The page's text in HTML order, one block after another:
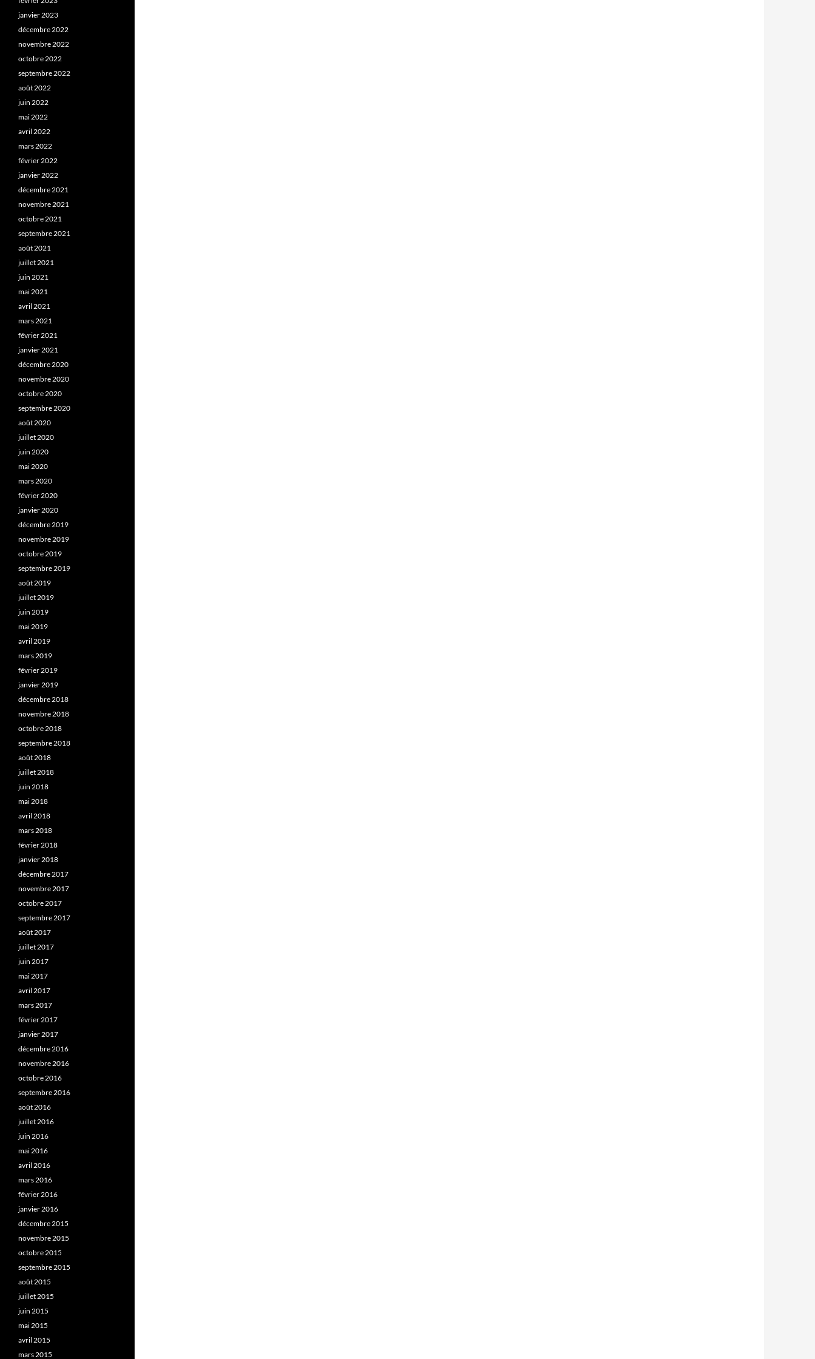
janvier 2023
décembre 2022
novembre 2022
octobre 2022
septembre 2022
août 2022
juin 2022
mai 2022
avril 2022
mars 2022
février 2022
janvier 2022
décembre 2021
novembre 2021
octobre 2021
septembre 2021
août 2021
juillet 2021
juin 2021
mai 2021
avril 2021
mars 2021
février 2021
janvier 2021
décembre 2020
novembre 2020
octobre 2020
septembre 2020
août 2020
juillet 2020
juin 2020
mai 2020
mars 2020
février 2020
janvier 2020
décembre 2019
novembre 2019
octobre 2019
septembre 2019
août 2019
juillet 2019
juin 2019
mai 2019
avril 2019
mars 2019
février 2019
janvier 2019
décembre 2018
novembre 2018
octobre 2018
septembre 2018
août 2018
juillet 2018
juin 2018
mai 2018
avril 2018
mars 2018
février 2018
janvier 2018
décembre 2017
novembre 2017
octobre 2017
septembre 2017
août 2017
juillet 2017
juin 2017
mai 2017
avril 2017
mars 2017
février 2017
janvier 2017
décembre 2016
novembre 2016
octobre 2016
septembre 2016
août 2016
juillet 2016
juin 2016
mai 2016
avril 2016
mars 2016
février 2016
janvier 2016
décembre 2015
novembre 2015
octobre 2015
septembre 2015
août 2015
juillet 2015
juin 2015
mai 2015
avril 2015
mars 2015